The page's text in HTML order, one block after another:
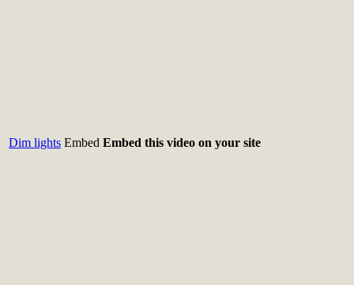
Dim lights Embed Embed this video on your site